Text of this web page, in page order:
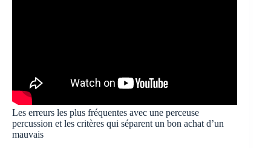
Les erreurs les plus fréquentes avec une perceuse
percussion et les critères qui séparent un bon achat d’un
mauvais